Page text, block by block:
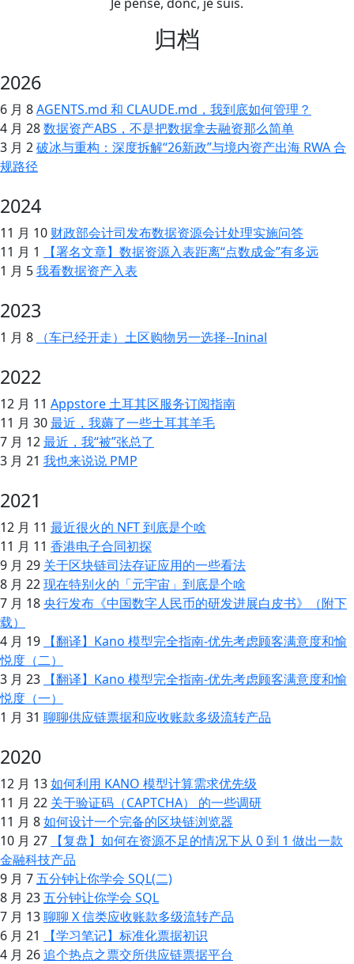
归档
2026
6 月 8AGENTS.md 和 CLAUDE.md，我到底如何管理？
4 月 28数据资产ABS，不是把数据拿去融资那么简单
3 月 2破冰与重构：深度拆解“26新政”与境内资产出海 RWA 合
规路径
2024
11 月 10 财政部会计司发布数据资源会计处理实施问答
11 月 1
【署名文章】数据资源入表距离“点数成金”有多远
1 月 5我看数据资产入表
2023
1 月 8 （车已经开走）土区购物另一选择--Ininal
2022
12 月 11 Appstore 土耳其区服务订阅指南
11 月 30最近，我薅了一些土耳其羊毛
7 月 12最近，我“被”张总了
3 月 21 我也来说说 PMP
2021
12 月 11 最近很火的 NFT 到底是个啥
11 月 11 香港电子合同初探
9 月 29 关于区块链司法存证应用的一些看法
8 月 22现在特别火的「元宇宙」到底是个啥
7 月 18央行发布《中国数字人民币的研发进展白皮书》（附下
载）
4 月 19
【翻译】Kano 模型完全指南-优先考虑顾客满意度和愉
悦度（二）
3 月 23
【翻译】Kano 模型完全指南-优先考虑顾客满意度和愉
悦度（一）
1 月 31 聊聊供应链票据和应收账款多级流转产品
2020
12 月 13如何利用 KANO 模型计算需求优先级
11 月 22 关于验证码（CAPTCHA） 的一些调研
11 月 8如何设计一个完备的区块链浏览器
10 月 27
【复盘】如何在资源不足的情况下从 0 到 1 做出一款
金融科技产品
9 月 7五分钟让你学会 SQL(二)
8 月 23五分钟让你学会 SQL
7 月 13聊聊 X 信类应收账款多级流转产品
6 月 21
【学习笔记】标准化票据初识
4 月 26追个热点之票交所供应链票据平台